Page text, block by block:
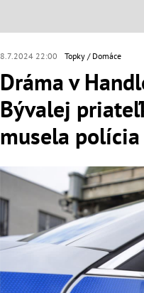
8.7.2024 22:00 Topky Domáce
Dráma v
Bývalej
musela polícia